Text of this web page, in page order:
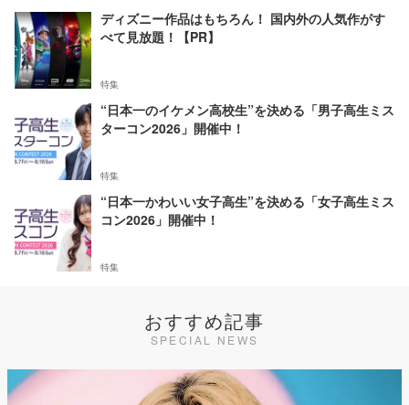
ディズニー作品はもちろん！ 国内外の人気作がす
べて見放題！【PR】
特集
“日本一のイケメン高校生”を決める「男子高生ミス
ターコン2026」開催中！
特集
“日本一かわいい女子高生”を決める「女子高生ミス
コン2026」開催中！
特集
おすすめ記事
SPECIAL NEWS